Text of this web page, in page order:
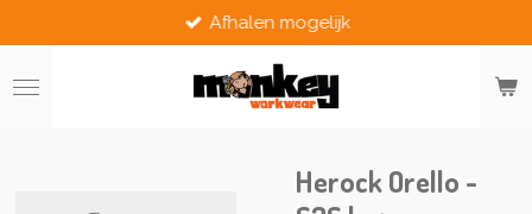
direct
naar
de
Afhalen mogelijk
Herock Orello -